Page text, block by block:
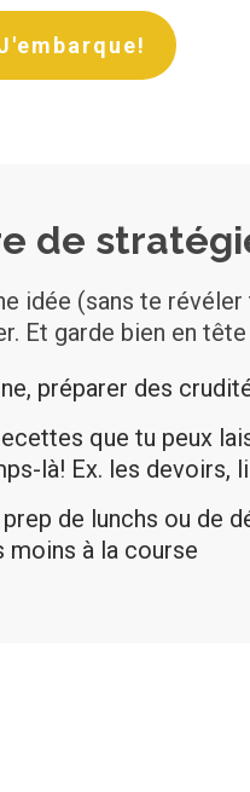
de
idée (sans te
Et garde bien en
préparer des
que tu peux
là! Ex. les devoirs,
de lunchs ou de
moins à la course